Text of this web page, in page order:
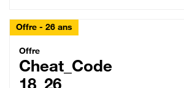
Offre - 26 ans
Cheat_Code Fibre_18_26
Offre
Cheat_Code
18_26